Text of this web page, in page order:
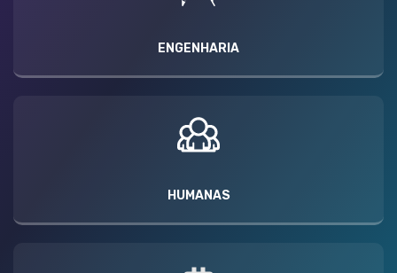
ENGENHARIA
HUMANAS